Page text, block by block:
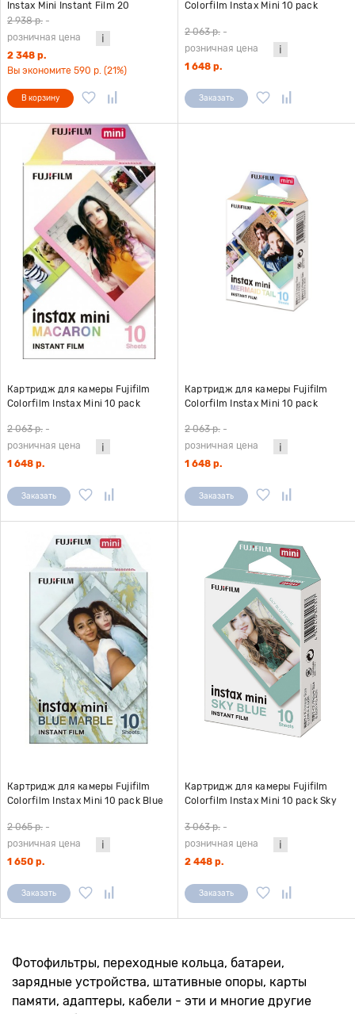
Instax Mini Instant Film 20
снимков
2 938 р. -
розничная цена
2 348 р.
Вы экономите 590 р. (21%)
В корзину
Colorfilm Instax Mini 10 pack
2 063 р. -
розничная цена
1 648 р.
Заказать
Картридж для камеры Fujifilm
Colorfilm Instax Mini 10 pack
2 063 р. -
розничная цена
1 648 р.
Заказать
Картридж для камеры Fujifilm
Colorfilm Instax Mini 10 pack
2 063 р. -
розничная цена
1 648 р.
Заказать
Картридж для камеры Fujifilm
Colorfilm Instax Mini 10 pack Blue
2 065 р. -
розничная цена
1 650 р.
Заказать
Картридж для камеры Fujifilm
Colorfilm Instax Mini 10 pack Sky
3 063 р. -
розничная цена
2 448 р.
Заказать
Фотофильтры, переходные кольца, батареи,
зарядные устройства, штативные опоры, карты
памяти, адаптеры, кабели - эти и многие другие